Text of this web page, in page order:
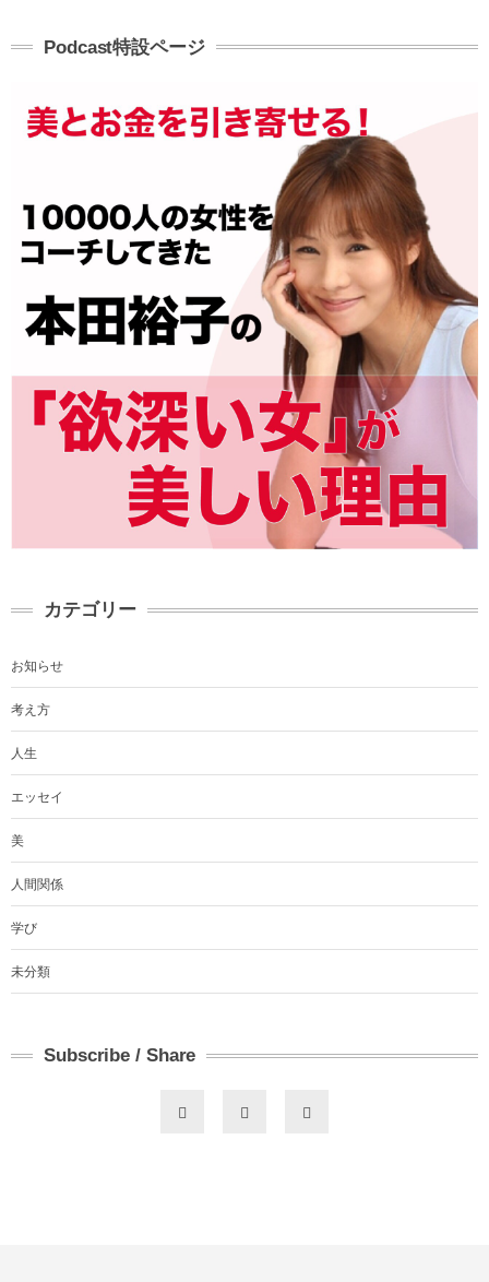
Podcast特設ページ
カテゴリー
お知らせ
考え方
人生
エッセイ
美
人間関係
学び
未分類
Subscribe / Share